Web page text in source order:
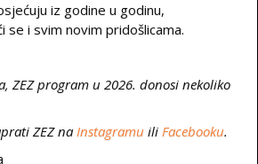
iz godine u godinu,
i svim novim pridošlicama.
ZEZ program u 2026. donosi nekoliko
ZEZ na Instagramu ili Facebooku.